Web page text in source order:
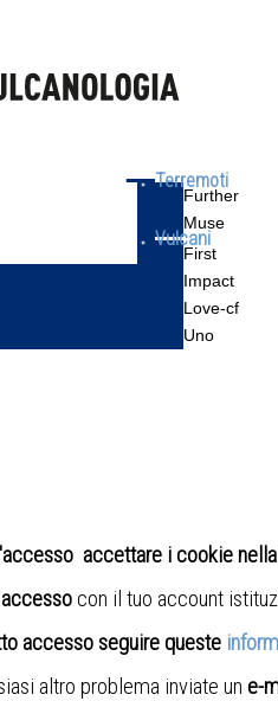
Terremoti
Further
Muse
Vulcani
First
Impact
Love-cf
Uno
accettare i cookie
accessocon il tuo account
accesso seguire queste
altro problema inviate un e-